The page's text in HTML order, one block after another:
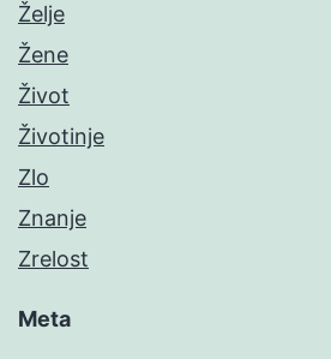
Želje
Žene
Život
Životinje
Zlo
Znanje
Zrelost
Meta